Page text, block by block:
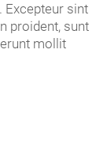
Excepteur sint
proident, sunt
mollit